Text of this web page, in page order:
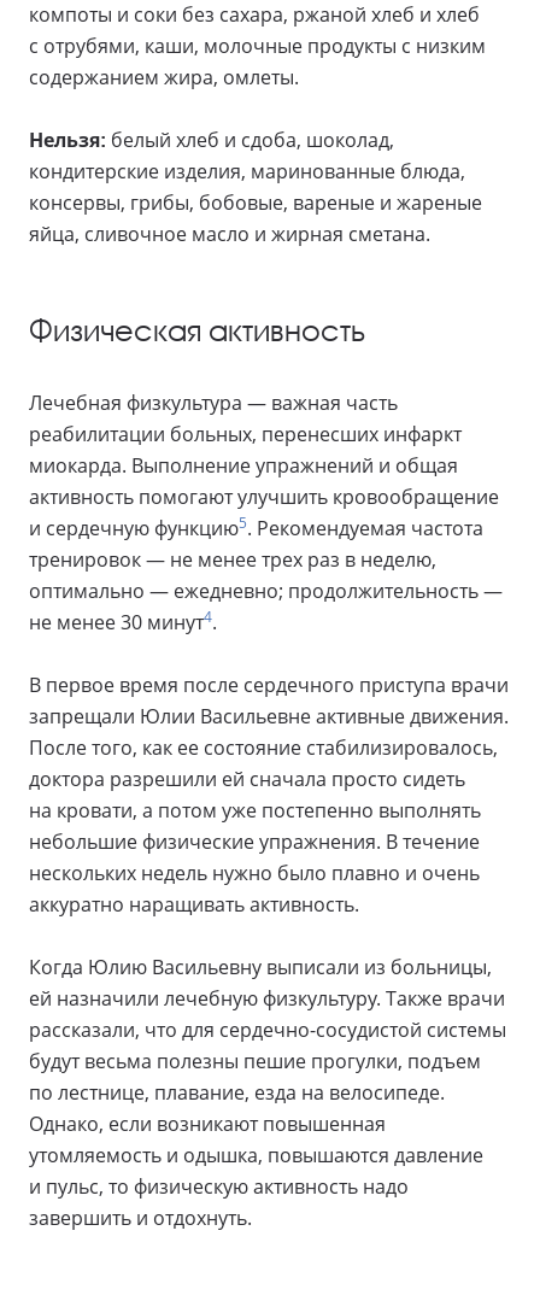
компоты и соки без сахара, ржаной хлеб и хлеб
с отрубями, каши, молочные продукты с низким
содержанием жира, омлеты.
Нельзя: белый хлеб и сдоба, шоколад,
кондитерские изделия, маринованные блюда,
консервы, грибы, бобовые, вареные и жареные
яйца, сливочное масло и жирная сметана.
Физическая активность
Лечебная физкультура — важная часть
реабилитации больных, перенесших инфаркт
миокарда. Выполнение упражнений и общая
активность помогают улучшить кровообращение
и сердечную функцию5. Рекомендуемая частота
тренировок — не менее трех раз в неделю,
оптимально — ежедневно; продолжительность —
не менее 30 минут4.
В первое время после сердечного приступа врачи
запрещали Юлии Васильевне активные движения.
После того, как ее состояние стабилизировалось,
доктора разрешили ей сначала просто сидеть
на кровати, а потом уже постепенно выполнять
небольшие физические упражнения. В течение
нескольких недель нужно было плавно и очень
аккуратно наращивать активность.
Когда Юлию Васильевну выписали из больницы,
ей назначили лечебную физкультуру. Также врачи
рассказали, что для сердечно-сосудистой системы
будут весьма полезны пешие прогулки, подъем
по лестнице, плавание, езда на велосипеде.
Однако, если возникают повышенная
утомляемость и одышка, повышаются давление
и пульс, то физическую активность надо
завершить и отдохнуть.